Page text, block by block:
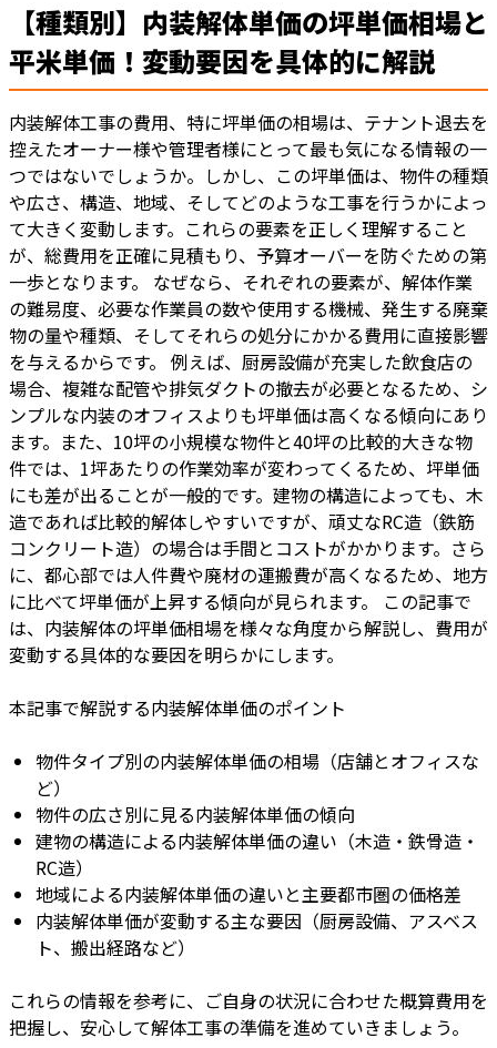
【種類別】内装解体単価の坪単価相場と
平米単価！変動要因を具体的に解説
内装解体工事の費用、特に坪単価の相場は、テナント退去を
控えたオーナー様や管理者様にとって最も気になる情報の一
つではないでしょうか。しかし、この坪単価は、物件の種類
や広さ、構造、地域、そしてどのような工事を行うかによっ
て大きく変動します。これらの要素を正しく理解すること
が、総費用を正確に見積もり、予算オーバーを防ぐための第
一歩となります。 なぜなら、それぞれの要素が、解体作業
の難易度、必要な作業員の数や使用する機械、発生する廃棄
物の量や種類、そしてそれらの処分にかかる費用に直接影響
を与えるからです。 例えば、厨房設備が充実した飲食店の
場合、複雑な配管や排気ダクトの撤去が必要となるため、シ
ンプルな内装のオフィスよりも坪単価は高くなる傾向にあり
ます。また、10坪の小規模な物件と40坪の比較的大きな物
件では、1坪あたりの作業効率が変わってくるため、坪単価
にも差が出ることが一般的です。建物の構造によっても、木
造であれば比較的解体しやすいですが、頑丈なRC造（鉄筋
コンクリート造）の場合は手間とコストがかかります。さら
に、都心部では人件費や廃材の運搬費が高くなるため、地方
に比べて坪単価が上昇する傾向が見られます。 この記事で
は、内装解体の坪単価相場を様々な角度から解説し、費用が
変動する具体的な要因を明らかにします。
本記事で解説する内装解体単価のポイント
物件タイプ別の内装解体単価の相場（店舗とオフィスな
ど）
物件の広さ別に見る内装解体単価の傾向
建物の構造による内装解体単価の違い（木造・鉄骨造・
RC造）
地域による内装解体単価の違いと主要都市圏の価格差
内装解体単価が変動する主な要因（厨房設備、アスベス
ト、搬出経路など）
これらの情報を参考に、ご自身の状況に合わせた概算費用を
把握し、安心して解体工事の準備を進めていきましょう。